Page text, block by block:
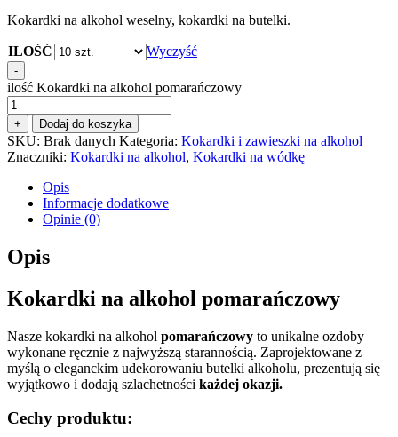
Kokardki na alkohol weselny, kokardki na butelki.
ILOŚĆ Wyczyść
-
ilość Kokardki na alkohol pomarańczowy
+ Dodaj do koszyka
SKU: Brak danych Kategoria: Kokardki i zawieszki na alkohol
Znaczniki: Kokardki na alkohol, Kokardki na wódkę
Opis
Informacje dodatkowe
Opinie (0)
Opis
Kokardki na alkohol pomarańczowy
Nasze kokardki na alkohol pomarańczowy to unikalne ozdoby
wykonane ręcznie z najwyższą starannością. Zaprojektowane z
myślą o eleganckim udekorowaniu butelki alkoholu, prezentują się
wyjątkowo i dodają szlachetności każdej okazji.
Cechy produktu: